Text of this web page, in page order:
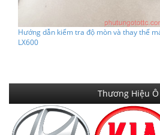
Hướng dẫn kiểm tra độ mòn và thay thế
LX600
Thương Hiệu Ô